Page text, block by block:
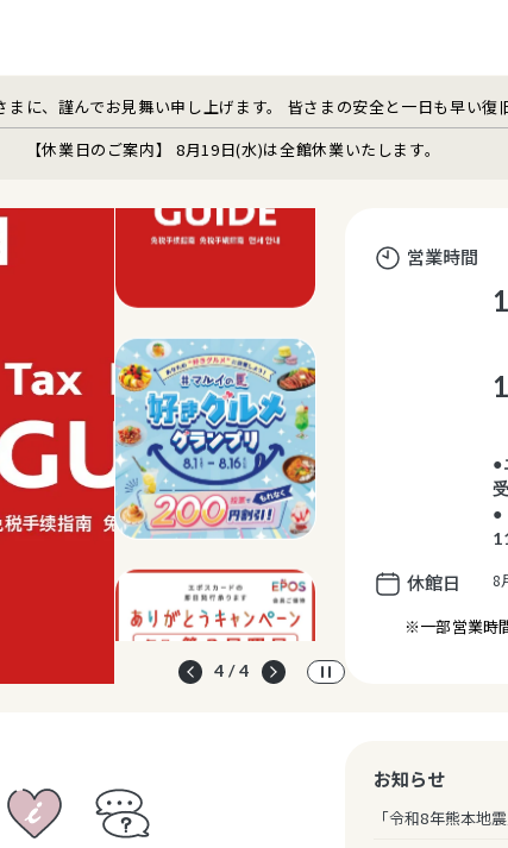
まに、謹んでお見舞い申し上げます。 皆さまの安全と一日も早い復
【休業日のご案内】 8月19日(水)は全館休業いたします。
4 / 4
営業時間
●
●
休館日 8
※一部営業時
お知らせ
「令和8年熊本地